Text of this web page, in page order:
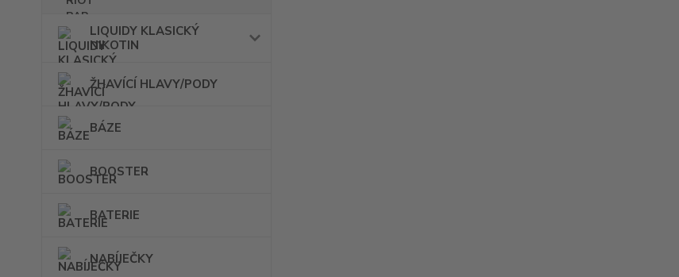
LIQUIDY KLASICKÝ
NIKOTIN
ŽHAVÍCÍ HLAVY/PODY
BÁZE
BOOSTER
BATERIE
NABÍJEČKY